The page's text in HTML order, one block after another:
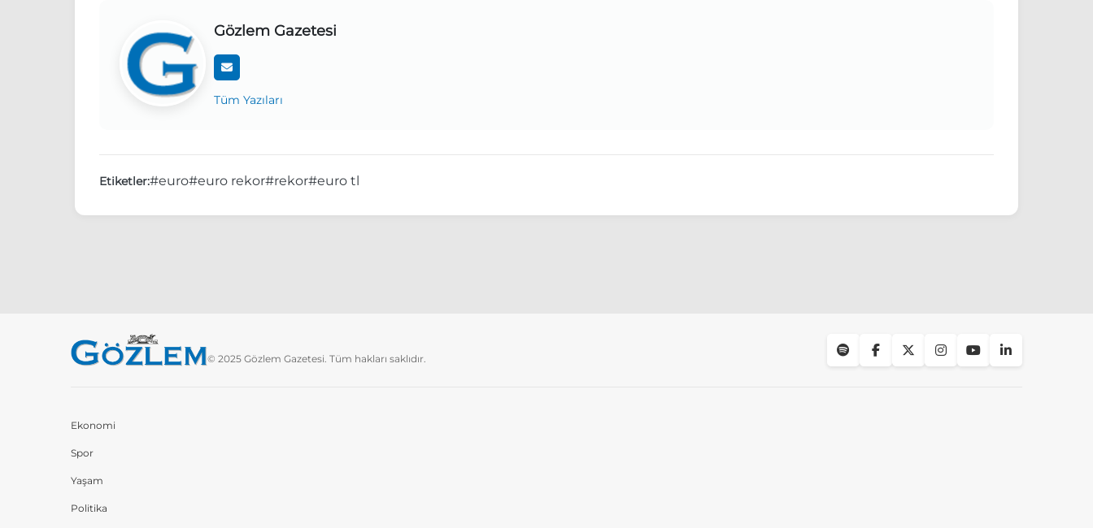
Gözlem Gazetesi
Tüm Yazıları
Etiketler:#euro#euro rekor#rekor#euro tl
© 2025 Gözlem Gazetesi. Tüm hakları saklıdır.
Ekonomi
Spor
Yaşam
Politika